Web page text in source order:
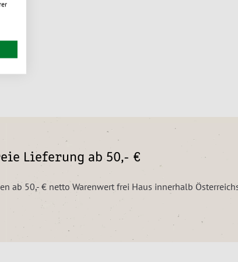
Lieferung ab 50,- €
ab 50,- € netto Warenwert frei Haus innerhalb